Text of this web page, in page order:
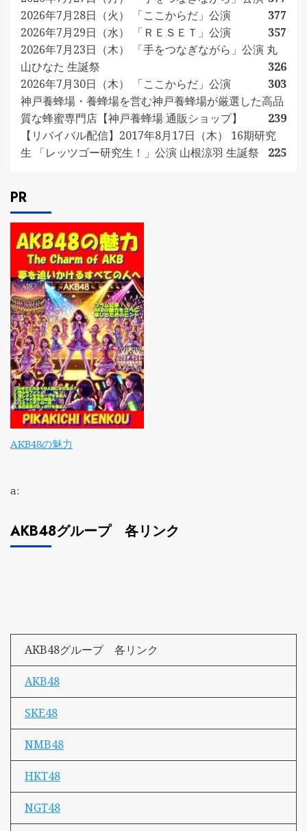
2026年7月28日（火） 「ここからだ」公演
377
2026年7月29日（水） 「ＲＥＳＥＴ」公演
357
2026年7月23日（木） 「手をつなぎながら」公演 丸
山ひなた 生誕祭
326
2026年7月30日（木） 「ここからだ」公演
303
神戸養蜂場・養蜂場を営む神戸養蜂場が厳選した高品
質な蜂蜜専門店【神戸養蜂場 通販ショップ】
239
【リバイバル配信】2017年8月17日（木） 16期研究
生 「レッツゴー研究生！」公演 山根涼羽 生誕祭
225
PR
AKB48の魅力
a:
AKB48グループ 各リンク
AKB48グループ 各リンク
AKB48
SKE48
NMB48
HKT48
NGT48